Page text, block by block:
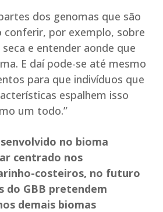
dos genomas que são
conferir, por exemplo, sobre
e entender aonde que
E daí pode-se até mesmo
para que indivíduos que
espalhem isso
um todo.”
no bioma
centrado nos
costeiros, no futuro
do GBB pretendem
demais biomas